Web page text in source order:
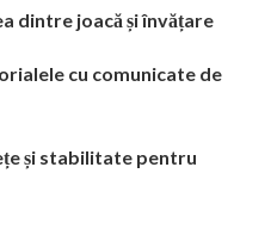
dintre joacă și învățare
cu comunicate de
și stabilitate pentru